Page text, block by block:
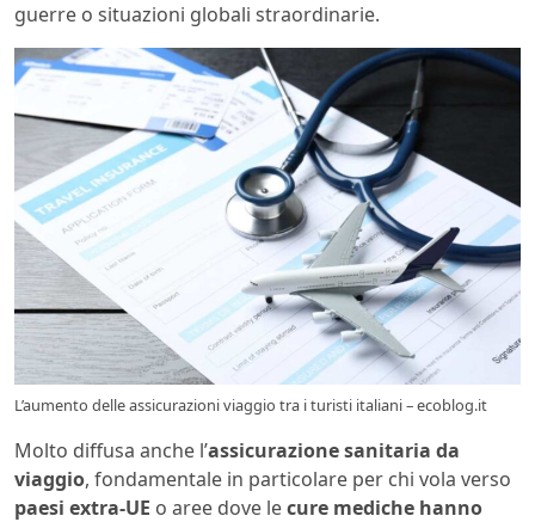
guerre o situazioni globali straordinarie.
L’aumento delle assicurazioni viaggio tra i turisti italiani – ecoblog.it
Molto diffusa anche l’assicurazione sanitaria da
viaggio, fondamentale in particolare per chi vola verso
paesi extra-UE o aree dove lecure mediche hanno